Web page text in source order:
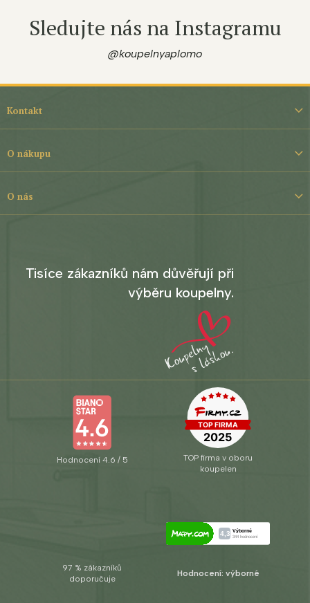
Sledujte nás na Instagramu
@koupelnyaplomo
Z
í
Kontakt
O nákupu
O nás
Tisíce zákazníků nám důvěřují při
výběru koupelny.
Hodnocení 4.6 / 5
TOP firma v oboru
koupelen
97 % zákazníků
doporučuje
Hodnocení: výborné